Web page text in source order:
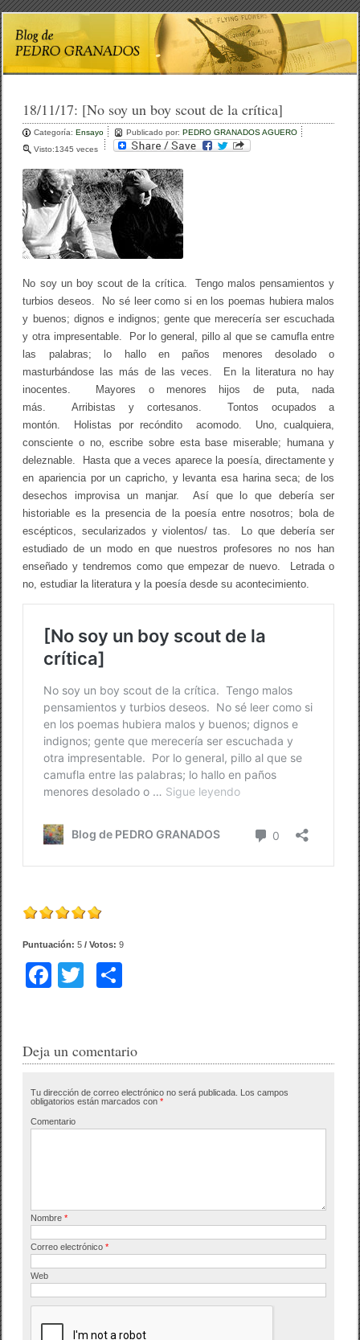
18/11/17: [No soy un boy scout de la crítica]
Categoría:Ensayo Publicado por:PEDRO GRANADOS AGUERO
Visto:1345 veces
No soy un boy scout de la crítica. Tengo malos pensamientos y
turbios deseos. No sé leer como si en los poemas hubiera malos
y buenos; dignos e indignos; gente que merecería ser escuchada
y otra impresentable. Por lo general, pillo al que se camufla entre
las palabras; lo hallo en paños menores desolado o
masturbándose las más de las veces. En la literatura no hay
inocentes. Mayores o menores hijos de puta, nada
más. Arribistas y cortesanos. Tontos ocupados a
montón. Holistas por recóndito acomodo. Uno, cualquiera,
consciente o no, escribe sobre esta base miserable; humana y
deleznable. Hasta que a veces aparece la poesía, directamente y
en apariencia por un capricho, y levanta esa harina seca; de los
desechos improvisa un manjar. Así que lo que debería ser
historiable es la presencia de la poesía entre nosotros; bola de
escépticos, secularizados y violentos/ tas. Lo que debería ser
estudiado de un modo en que nuestros profesores no nos han
enseñado y tendremos como que empezar de nuevo. Letrada o
no, estudiar la literatura y la poesía desde su acontecimiento.
Puntuación:5 / Votos:9
F
e
o
o
T
er p
tir
Deja un comentario
Tu dirección de correo electrónico no será publicada. Los campos
obligatorios están marcados con*
Comentario
Nombre*
Correo electrónico*
Web